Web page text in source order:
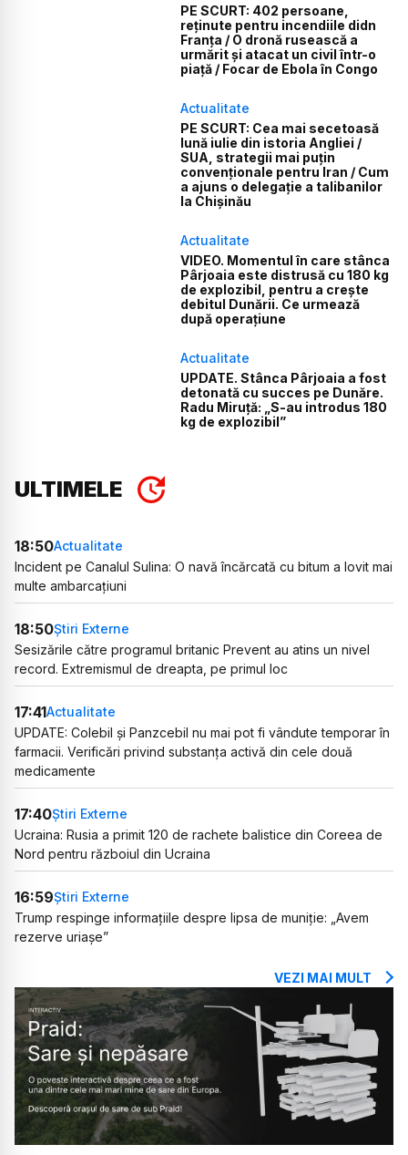
PE SCURT: 402 persoane,
reținute pentru incendiile didn
Franța / O dronă rusească a
urmărit și atacat un civil într-o
piață / Focar de Ebola în Congo
Actualitate
PE SCURT: Cea mai secetoasă
lună iulie din istoria Angliei /
SUA, strategii mai puțin
convenționale pentru Iran / Cum
a ajuns o delegație a talibanilor
la Chișinău
Actualitate
VIDEO. Momentul în care stânca
Pârjoaia este distrusă cu 180 kg
de explozibil, pentru a crește
debitul Dunării. Ce urmează
după operațiune
Actualitate
UPDATE. Stânca Pârjoaia a fost
detonată cu succes pe Dunăre.
Radu Miruță: „S-au introdus 180
kg de explozibil”
ULTIMELE
18:50Actualitate
Incident pe Canalul Sulina: O navă încărcată cu bitum a lovit mai
multe ambarcațiuni
18:50Știri Externe
Sesizările către programul britanic Prevent au atins un nivel
record. Extremismul de dreapta, pe primul loc
17:41Actualitate
UPDATE: Colebil și Panzcebil nu mai pot fi vândute temporar în
farmacii. Verificări privind substanța activă din cele două
medicamente
17:40Știri Externe
Ucraina: Rusia a primit 120 de rachete balistice din Coreea de
Nord pentru războiul din Ucraina
16:59Știri Externe
Trump respinge informațiile despre lipsa de muniție: „Avem
rezerve uriașe”
VEZI MAI MULT